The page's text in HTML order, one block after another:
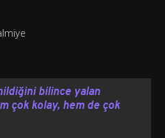
bilince yalan
çok kolay, hem de çok